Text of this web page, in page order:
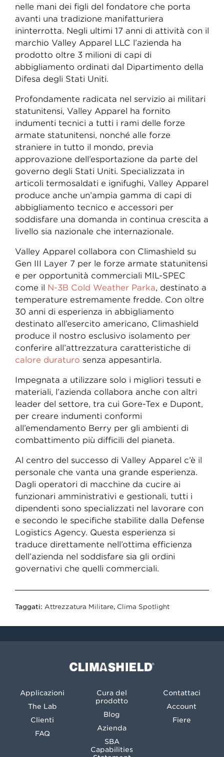
nelle mani dei figli del fondatore che porta
avanti una tradizione manifatturiera
ininterrotta. Negli ultimi 17 anni di attività con il
marchio Valley Apparel LLC l’azienda ha
prodotto oltre 3 milioni di capi di
abbigliamento ordinati dal Dipartimento della
Difesa degli Stati Uniti.
Profondamente radicata nel servizio ai militari
statunitensi, Valley Apparel ha fornito
indumenti tecnici a tutti i rami delle forze
armate statunitensi, nonché alle forze
straniere in tutto il mondo, previa
approvazione dell’esportazione da parte del
governo degli Stati Uniti. Specializzata in
articoli termosaldati e ignifughi, Valley Apparel
produce anche un’ampia gamma di capi di
abbigliamento tecnico e accessori per
soddisfare una domanda in continua crescita a
livello sia nazionale che internazionale.
Valley Apparel collabora con Climashield su
Gen III Layer 7 per le forze armate statunitensi
e per opportunità commerciali MIL-SPEC
come il N-3B Cold Weather Parka, destinato a
temperature estremamente fredde. Con oltre
30 anni di esperienza in abbigliamento
destinato all’esercito americano, Climashield
produce il nostro esclusivo isolamento per
conferire all’attrezzatura caratteristiche di
calore duraturo senza appesantirla.
Impegnata a utilizzare solo i migliori tessuti e
materiali, l’azienda collabora anche con altri
leader del settore, tra cui Gore-Tex e Dupont,
per creare indumenti conformi
all’emendamento Berry per gli ambienti di
combattimento più difficili del pianeta.
Al centro del successo di Valley Apparel c’è il
personale che vanta una grande esperienza.
Dagli operatori di macchine da cucire ai
funzionari amministrativi e gestionali, tutti i
dipendenti sono specializzati nel lavorare con
e secondo le specifiche stabilite dalla Defense
Logistics Agency. Questa esperienza si
traduce direttamente nell’ottima efficienza
dell’azienda nel soddisfare sia gli ordini
governativi che quelli commerciali.
Taggati: Attrezzatura Militare, Clima Spotlight
Climashield®
Applicazioni
The Lab
Clienti
FAQ
Cura del
prodotto
Blog
Azienda
SBA
Capabilities
Contattaci
Account
Fiere